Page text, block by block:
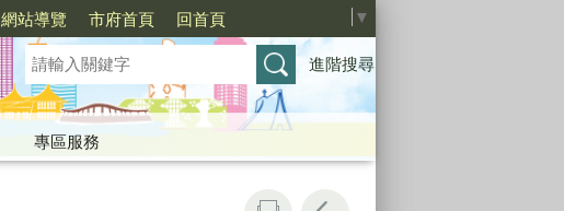
網站導覽 市府首頁 回首頁 ▼
進階搜尋
專區服務